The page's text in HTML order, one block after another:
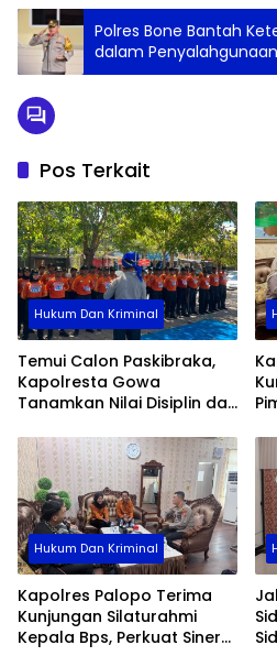
Polres Bone Bantah
dalam Penyalahgunaan
Pos Terkait
Hukum Dan Kriminal
Temui Calon Paskibraka,
Kapolresta Gowa
Tanamkan Nilai Disiplin dan
Hukum Dan Kriminal
Kapolres Palopo Terima
Kunjungan Silaturahmi
Kepala Bps, Perkuat Sinergi